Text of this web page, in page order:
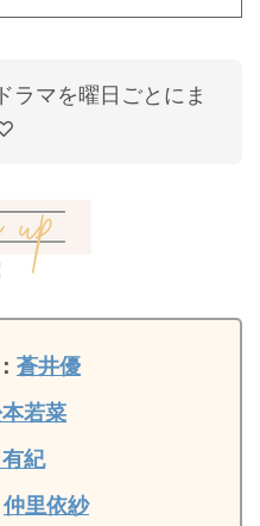
ラマを曜日ごとにま
蒼井優
若菜
紀
仲里依紗